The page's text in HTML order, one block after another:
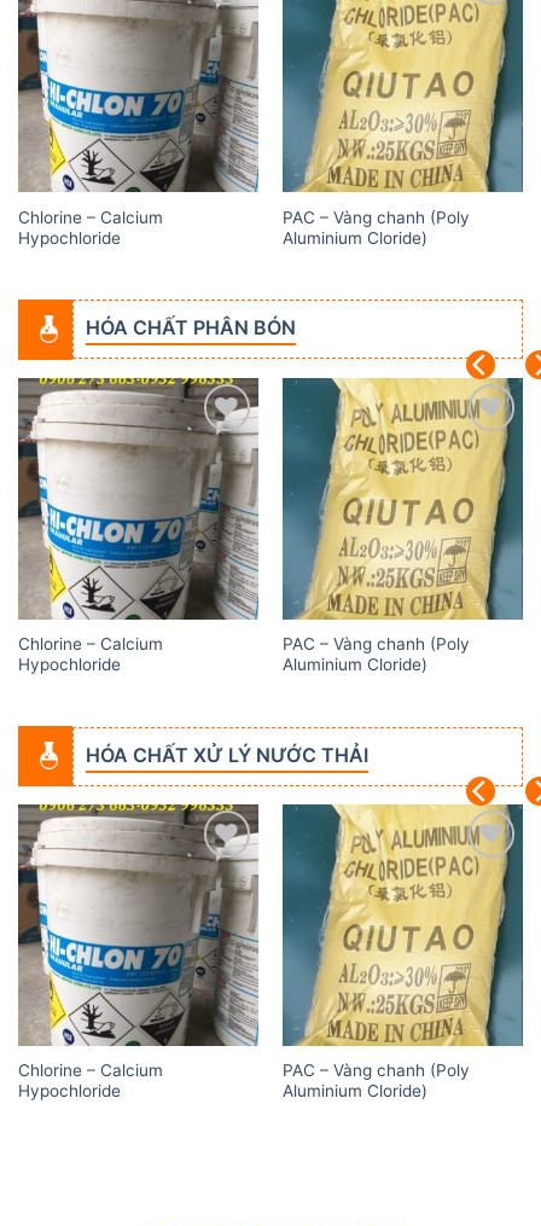
Add to
wishlist
Chlorine – Calcium
Hypochloride
Add to
wishlist
PAC – Vàng chanh (Poly
Aluminium Cloride)
HÓA CHẤT PHÂN BÓN
Add to
wishlist
Chlorine – Calcium
Hypochloride
Add to
wishlist
PAC – Vàng chanh (Poly
Aluminium Cloride)
HÓA CHẤT XỬ LÝ NƯỚC THẢI
Add to
wishlist
Chlorine – Calcium
Hypochloride
Add to
wishlist
PAC – Vàng chanh (Poly
Aluminium Cloride)